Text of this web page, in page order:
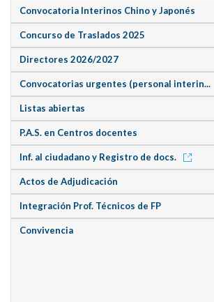
Convocatoria Interinos Chino y Japonés
Concurso de Traslados 2025
Directores 2026/2027
Convocatorias urgentes (personal interin...
Listas abiertas
P.A.S. en Centros docentes
Inf. al ciudadano y Registro de docs.
Actos de Adjudicación
Integración Prof. Técnicos de FP
Convivencia